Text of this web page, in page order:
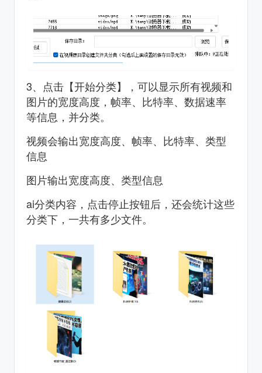
3、点击【开始分类】，可以显示所有视频和
图片的宽度高度，帧率、比特率、数据速率
等信息，并分类。
视频会输出宽度高度、帧率、比特率、类型
信息
图片输出宽度高度、类型信息
ai分类内容，点击停止按钮后，还会统计这些
分类下，一共有多少文件。